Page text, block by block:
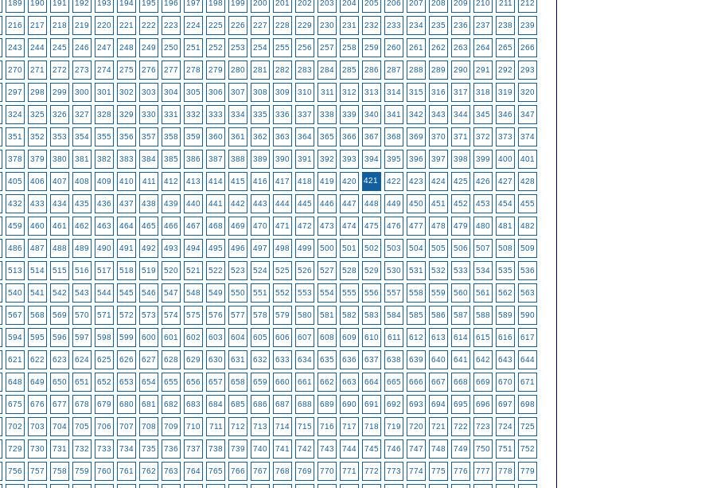
189 190 191 192 193 194 195 196 197 198 199 200 201 202 203 204 205 206 207 208 209 210 211 212
216 217 218 219 220 221 222 223 224 225 226 227 228 229 230 231 232 233 234 235 236 237 238 239
243 244 245 246 247 248 249 250 251 252 253 254 255 256 257 258 259 260 261 262 263 264 265 266
270 271 272 273 274 275 276 277 278 279 280 281 282 283 284 285 286 287 288 289 290 291 292 293
297 298 299 300 301 302 303 304 305 306 307 308 309 310 311 312 313 314 315 316 317 318 319 320
324 325 326 327 328 329 330 331 332 333 334 335 336 337 338 339 340 341 342 343 344 345 346 347
351 352 353 354 355 356 357 358 359 360 361 362 363 364 365 366 367 368 369 370 371 372 373 374
378 379 380 381 382 383 384 385 386 387 388 389 390 391 392 393 394 395 396 397 398 399 400 401
405 406 407 408 409 410 411 412 413 414 415 416 417 418 419 420 421 422 423 424 425 426 427 428
432 433 434 435 436 437 438 439 440 441 442 443 444 445 446 447 448 449 450 451 452 453 454 455
459 460 461 462 463 464 465 466 467 468 469 470 471 472 473 474 475 476 477 478 479 480 481 482
486 487 488 489 490 491 492 493 494 495 496 497 498 499 500 501 502 503 504 505 506 507 508 509
513 514 515 516 517 518 519 520 521 522 523 524 525 526 527 528 529 530 531 532 533 534 535 536
540 541 542 543 544 545 546 547 548 549 550 551 552 553 554 555 556 557 558 559 560 561 562 563
567 568 569 570 571 572 573 574 575 576 577 578 579 580 581 582 583 584 585 586 587 588 589 590
594 595 596 597 598 599 600 601 602 603 604 605 606 607 608 609 610 611 612 613 614 615 616 617
621 622 623 624 625 626 627 628 629 630 631 632 633 634 635 636 637 638 639 640 641 642 643 644
648 649 650 651 652 653 654 655 656 657 658 659 660 661 662 663 664 665 666 667 668 669 670 671
675 676 677 678 679 680 681 682 683 684 685 686 687 688 689 690 691 692 693 694 695 696 697 698
702 703 704 705 706 707 708 709 710 711 712 713 714 715 716 717 718 719 720 721 722 723 724 725
729 730 731 732 733 734 735 736 737 738 739 740 741 742 743 744 745 746 747 748 749 750 751 752
756 757 758 759 760 761 762 763 764 765 766 767 768 769 770 771 772 773 774 775 776 777 778 779